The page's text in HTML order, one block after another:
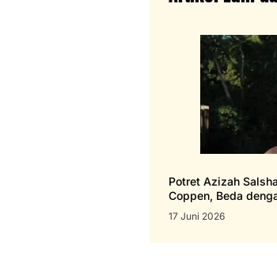
Potret Azizah
Coppen, Beda
17 Juni 2026